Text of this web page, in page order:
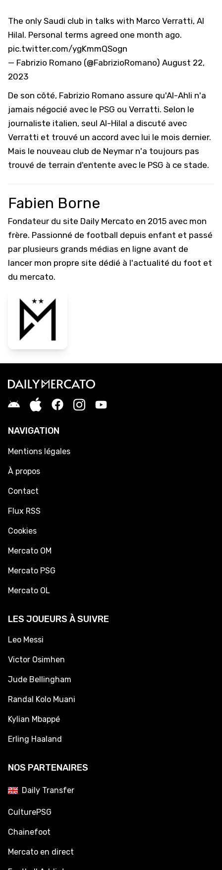
The only Saudi club in talks with Marco Verratti, Al
Hilal. Personal terms agreed one month ago.
pic.twitter.com/ygKmmQSogn
— Fabrizio Romano (@FabrizioRomano) August 22,
2023
De son côté, Fabrizio Romano assure qu'Al-Ahli n'a
jamais négocié avec le PSG ou Verratti. Selon le
journaliste italien, seul Al-Hilal a discuté avec
Verratti et trouvé un accord avec lui le mois dernier.
Mais le nouveau club de Neymar n'a toujours pas
trouvé de terrain d'entente avec le PSG à ce stade.
Fabien Borne
Fondateur du site Daily Mercato en 2015 avec mon
frère. Passionné de football depuis enfant et passé
par plusieurs grands médias en ligne avant de
lancer mon propre site dédié à l'actualité du foot et
du mercato.
NAVIGATION
Mentions légales
À propos
Contact
Flux RSS
Cookies
Mercato OM
Mercato PSG
Mercato OL
LES JOUEURS À SUIVRE
Leo Messi
Victor Osimhen
Jude Bellingham
Randal Kolo Muani
Kylian Mbappé
Erling Haaland
NOS PARTENAIRES
Daily Transfer
CulturePSG
Chainefoot
Mercato en direct